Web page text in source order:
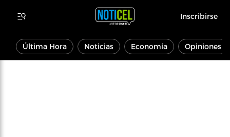
Inscribirse
Última Hora Noticias Economía Opiniones